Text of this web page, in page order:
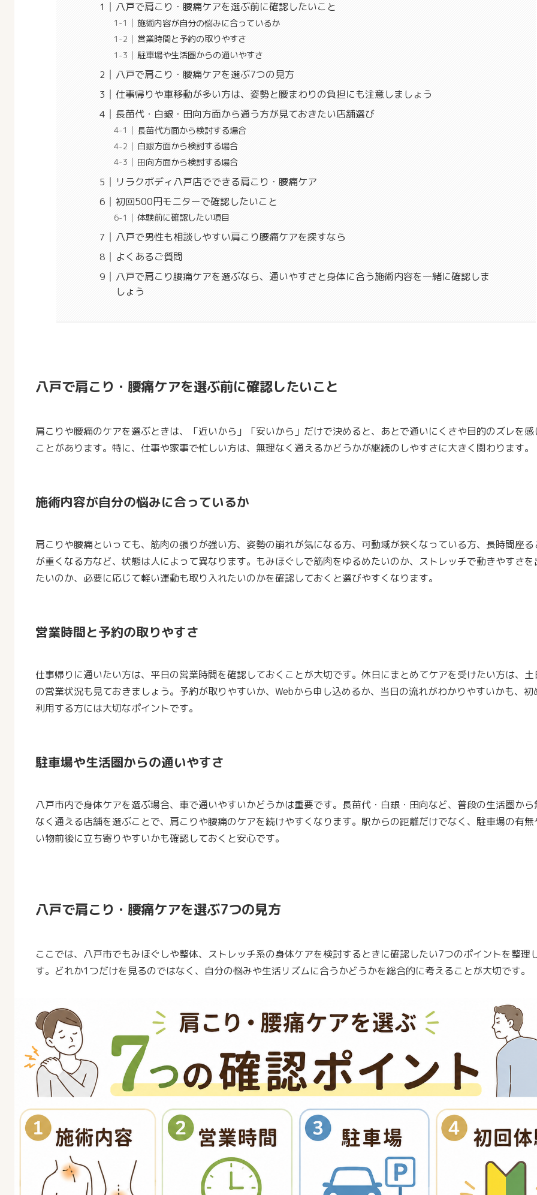
八戸で肩こり・腰痛ケアを選ぶ前に確認したいこと
施術内容が自分の悩みに合っているか
営業時間と予約の取りやすさ
駐車場や生活圏からの通いやすさ
八戸で肩こり・腰痛ケアを選ぶ7つの見方
仕事帰りや車移動が多い方は、姿勢と腰まわりの負担にも注意しましょう
長苗代・白銀・田向方面から通う方が見ておきたい店舗選び
長苗代方面から検討する場合
白銀方面から検討する場合
田向方面から検討する場合
リラクボディ八戸店でできる肩こり・腰痛ケア
初回500円モニターで確認したいこと
体験前に確認したい項目
八戸で男性も相談しやすい肩こり腰痛ケアを探すなら
よくあるご質問
八戸で肩こり腰痛ケアを選ぶなら、通いやすさと身体に合う施術内容を一緒に確認しま
しょう
八戸で肩こり・腰痛ケアを選ぶ前に確認したいこと
肩こりや腰痛のケアを選ぶときは、「近いから」「安いから」だけで決めると、あとで通いにくさや目的のズレを感
ことがあります。特に、仕事や家事で忙しい方は、無理なく通えるかどうかが継続のしやすさに大きく関わります。
施術内容が自分の悩みに合っているか
肩こりや腰痛といっても、筋肉の張りが強い方、姿勢の崩れが気になる方、可動域が狭くなっている方、長時間座る
が重くなる方など、状態は人によって異なります。もみほぐしで筋肉をゆるめたいのか、ストレッチで動きやすさを
たいのか、必要に応じて軽い運動も取り入れたいのかを確認しておくと選びやすくなります。
営業時間と予約の取りやすさ
仕事帰りに通いたい方は、平日の営業時間を確認しておくことが大切です。休日にまとめてケアを受けたい方は、土
の営業状況も見ておきましょう。予約が取りやすいか、Webから申し込めるか、当日の流れがわかりやすいかも、初
利用する方には大切なポイントです。
駐車場や生活圏からの通いやすさ
八戸市内で身体ケアを選ぶ場合、車で通いやすいかどうかは重要です。長苗代・白銀・田向など、普段の生活圏から
なく通える店舗を選ぶことで、肩こりや腰痛のケアを続けやすくなります。駅からの距離だけでなく、駐車場の有無
い物前後に立ち寄りやすいかも確認しておくと安心です。
八戸で肩こり・腰痛ケアを選ぶ7つの見方
ここでは、八戸市でもみほぐしや整体、ストレッチ系の身体ケアを検討するときに確認したい7つのポイントを整理
す。どれか1つだけを見るのではなく、自分の悩みや生活リズムに合うかどうかを総合的に考えることが大切です。